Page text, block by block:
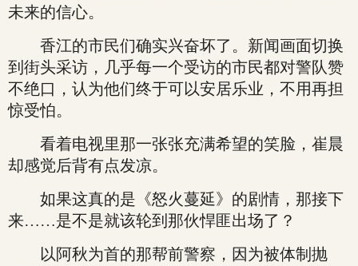
未来的信心。
香江的市民们确实兴奋坏了。新闻画面切换
到街头采访，几乎每一个受访的市民都对警队赞
不绝口，认为他们终于可以安居乐业，不用再担
惊受怕。
看着电视里那一张张充满希望的笑脸，崔晨
却感觉后背有点发凉。
如果这真的是《怒火蔓延》的剧情，那接下
来……是不是就该轮到那伙悍匪出场了？
以阿秋为首的那帮前警察，因为被体制抛